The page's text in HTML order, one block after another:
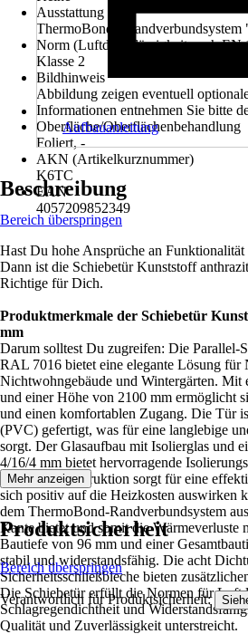
Ausstattung
ThermoBond - Randverbundsystem
Norm (Luftdurchlässigkeit nach EN
Klasse 2
Bildhinweis
Abbildung zeigen eventuell
Informationen entnehmen Sie bitte
Oberfläche/Oberflächenbehandlung
Foliert, -
AKN (Artikelkurznummer)
K6TC
EAN
4057209852349
Aufbauanleitung
Beschreibung
Bereich überspringen
Hast Du hohe Ansprüche an
Dann ist die Schiebetür Kunststoff
Richtige für Dich.
Produktmerkmale der Schiebetür
mm
Darum solltest Du zugreifen: Die Parallel-
RAL 7016 bietet eine elegante Lösung für
Nichtwohngebäude und Wintergärten. Mit
und einer Höhe von 2100 mm ermöglicht
und einen komfortablen Zugang. Die Tür
(PVC) gefertigt, was für eine langlebige
sorgt. Der Glasaufbau mit Isolierglas und
4/16/4 mm bietet hervorragende
verglaste Konstruktion sorgt für eine
sich positiv auf die Heizkosten auswirken
dem ThermoBond-Randverbundsystem
Kante bietet und somit die Wärmeverluste
Bautiefe von 96 mm und einer
stabil und widerstandsfähig. Die acht
Sicherheitsschließbleche bieten
Die Schiebetür erfüllt die Normen für
Schlagregendichtheit und
Qualität und Zuverlässigkeit unterstreicht.
Mehr anzeigen
Produktsicherheit
Bereich überspringen
Verantwortlich für Produktsicherheit: